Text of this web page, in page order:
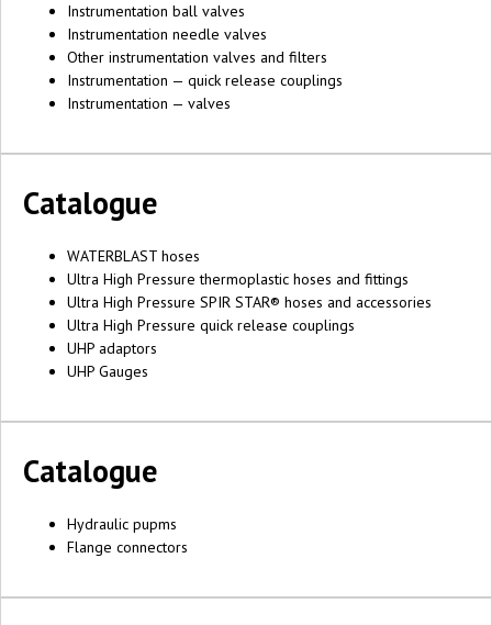
Instrumentation ball valves
Instrumentation needle valves
Other instrumentation valves and filters
Instrumentation — quick release couplings
Instrumentation — valves
Catalogue
WATERBLAST hoses
Ultra High Pressure thermoplastic hoses and fittings
Ultra High Pressure SPIR STAR® hoses and accessories
Ultra High Pressure quick release couplings
UHP adaptors
UHP Gauges
Catalogue
Hydraulic pupms
Flange connectors